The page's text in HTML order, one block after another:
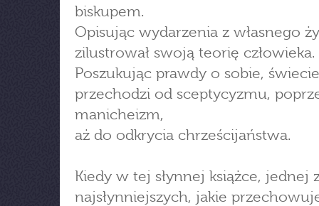
biskupem.
Opisując wydarzenia z własnego
zilustrował swoją teorię człowieka.
Poszukując prawdy o sobie,
przechodzi od sceptycyzmu,
manicheizm,
aż do odkrycia chrześcijaństwa.
Kiedy w tej słynnej książce, jednej
najsłynniejszych, jakie